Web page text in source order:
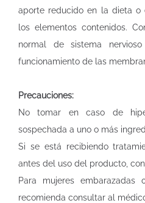
aporte reducido en la dieta o
los elementos contenidos.
normal de sistema
funcionamiento de las
Precauciones:
No tomar en caso de
sospechada a uno o más
Si se está recibiendo
antes del uso del producto,
Para mujeres
recomienda consultar al